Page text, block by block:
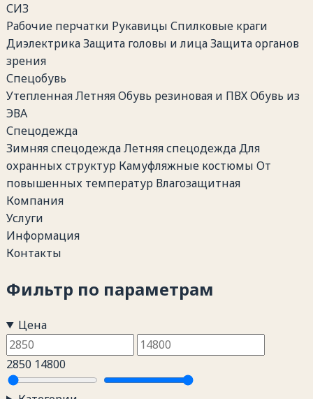
СИЗ
Рабочие перчатки Рукавицы Спилковые краги
ДиэлектрикаЗащита головы и лицаЗащита органов
зрения
Спецобувь
УтепленнаяЛетняяОбувь резиновая и ПВХОбувь из
ЭВА
Спецодежда
Зимняя спецодеждаЛетняя спецодеждаДля
охранных структур Камуфляжные костюмы От
повышенных температур Влагозащитная
Компания
Услуги
Информация
Контакты
Фильтр по параметрам
Цена
2850 14800